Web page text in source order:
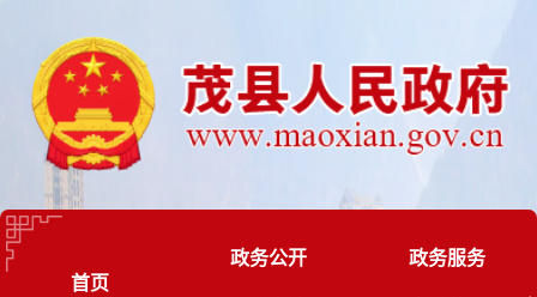
首页
政务公开 政务服务